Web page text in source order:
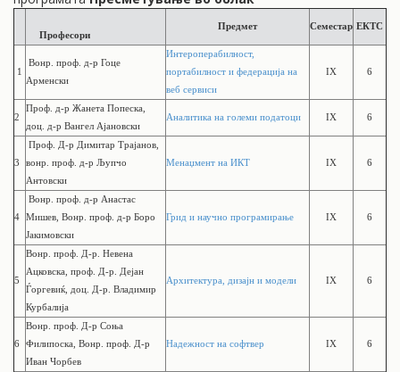
Професори
Предмет Семестар ЕКТС
1
Вонр. проф. д-р Гоце
Арменски
Интероперабилност,
портабилност и федерација на
веб сервиси
IX 6
2
Проф. д-р Жанета Попеска,
доц. д-р Вангел Ајановски
Аналитика на големи податоци IX 6
3
Проф. Д-р Димитар Трајанов,
вонр. проф. д-р Љупчо
Антовски
Менаџмент на ИКТ IX 6
4
Вонр. проф. д-р Анастас
Мишев, Вонр. проф. д-р Боро
Јакимовски
Грид и научно програмирање IX 6
5
Вонр. проф. Д-р. Невена
Ацковска, проф. Д-р. Дејан
Ѓоргевиќ, доц. Д-р. Владимир
Курбалија
Архитектура, дизајн и модели IX 6
6
Вонр. проф. Д-р Соња
Филипоска, Вонр. проф. Д-р
Иван Чорбев
Надежност на софтвер IX 6